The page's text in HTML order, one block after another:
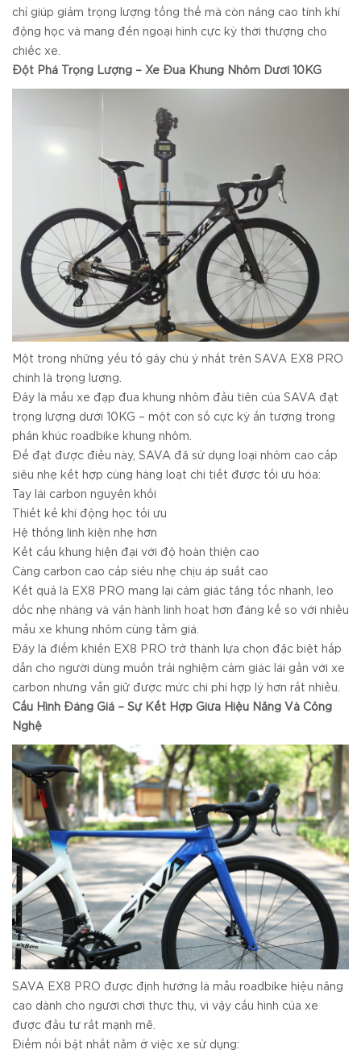
chỉ giúp giảm trọng lượng tổng thể mà còn nâng cao tính khí
động học và mang đến ngoại hình cực kỳ thời thượng cho
chiếc xe.
Đột Phá Trọng Lượng – Xe Đua Khung Nhôm Dưới 10KG
Một trong những yếu tố gây chú ý nhất trên SAVA EX8 PRO
chính là trọng lượng.
Đây là mẫu xe đạp đua khung nhôm đầu tiên của SAVA đạt
trọng lượng dưới 10KG – một con số cực kỳ ấn tượng trong
phân khúc roadbike khung nhôm.
Để đạt được điều này, SAVA đã sử dụng loại nhôm cao cấp
siêu nhẹ kết hợp cùng hàng loạt chi tiết được tối ưu hóa:
Tay lái carbon nguyên khối
Thiết kế khí động học tối ưu
Hệ thống linh kiện nhẹ hơn
Kết cấu khung hiện đại với độ hoàn thiện cao
Càng carbon cao cấp siêu nhẹ chịu áp suất cao
Kết quả là EX8 PRO mang lại cảm giác tăng tốc nhanh, leo
dốc nhẹ nhàng và vận hành linh hoạt hơn đáng kể so với nhiều
mẫu xe khung nhôm cùng tầm giá.
Đây là điểm khiến EX8 PRO trở thành lựa chọn đặc biệt hấp
dẫn cho người dùng muốn trải nghiệm cảm giác lái gần với xe
carbon nhưng vẫn giữ được mức chi phí hợp lý hơn rất nhiều.
Cấu Hình Đáng Giá – Sự Kết Hợp Giữa Hiệu Năng Và Công
Nghệ
SAVA EX8 PRO được định hướng là mẫu roadbike hiệu năng
cao dành cho người chơi thực thụ, vì vậy cấu hình của xe
được đầu tư rất mạnh mẽ.
Điểm nổi bật nhất nằm ở việc xe sử dụng: